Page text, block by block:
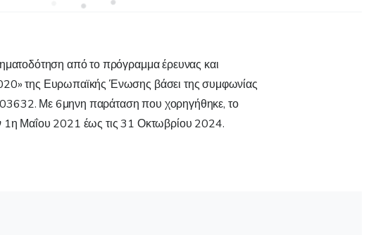
από το πρόγραμμα έρευνας και
της Ευρωπαϊκής Ένωσης βάσει της συμφωνίας
Με 6μηνη παράταση που χορηγήθηκε, το
1η Μαΐου 2021 έως τις 31 Οκτωβρίου 2024.